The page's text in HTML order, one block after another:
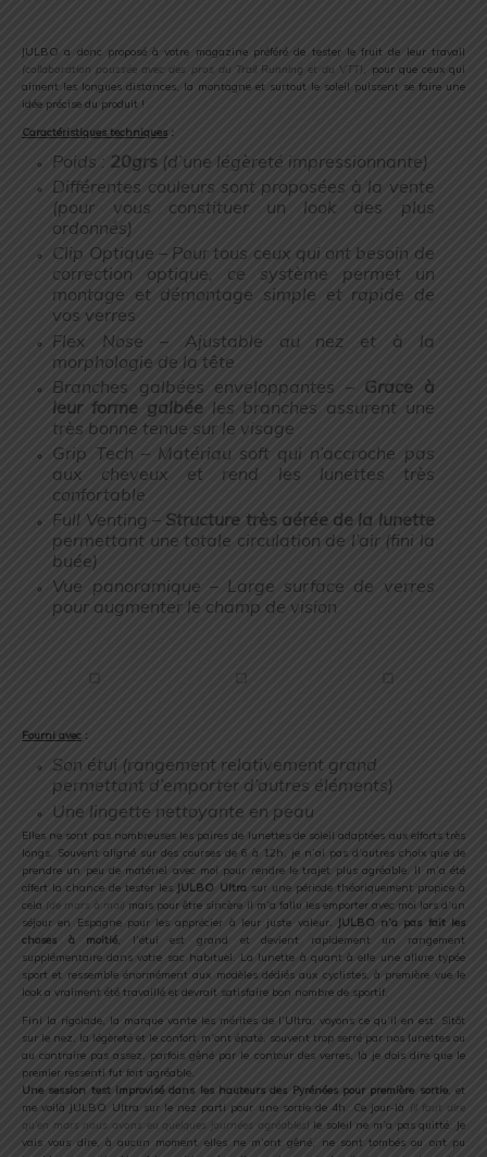
JULBO a donc proposé à votre magazine préféré de tester le fruit de leur travail
(collaboration poussée avec des pros du Trail Running et du VTT), pour que ceux qui
aiment les longues distances, la montagne et surtout le soleil puissent se faire une
idée précise du produit !
Caractéristiques techniques :
Poids : 20grs (d’une légèreté impressionnante)
Différentes couleurs sont proposées à la vente
(pour vous constituer un look des plus
ordonnés)
Clip Optique – Pour tous ceux qui ont besoin de
correction optique, ce système permet un
montage et démontage simple et rapide de
vos verres
Flex Nose – Ajustable au nez et à la
morphologie de la tête
Branches galbées enveloppantes – Grace à
leur forme galbée les branches assurent une
très bonne tenue sur le visage
Grip Tech – Matériau soft qui n’accroche pas
aux cheveux et rend les lunettes très
confortable
Full Venting – Structure très aérée de la lunette
permettant une totale circulation de l’air (fini la
buée)
Vue panoramique – Large surface de verres
pour augmenter le champ de vision
Fourni avec :
Son étui (rangement relativement grand
permettant d’emporter d’autres éléments)
Une lingette nettoyante en peau
Elles ne sont pas nombreuses les paires de lunettes de soleil adaptées aux efforts très
longs. Souvent aligné sur des courses de 6 à 12h, je n’ai pas d’autres choix que de
prendre un peu de matériel avec moi pour rendre le trajet plus agréable. Il m’a été
offert la chance de tester les JULBO Ultra sur une période théoriquement propice à
cela (de mars à mai) mais pour être sincère il m’a fallu les emporter avec moi lors d’un
séjour en Espagne pour les apprécier à leur juste valeur. JULBO n’a pas fait les
choses à moitié, l’étui est grand et devient rapidement un rangement
supplémentaire dans votre sac habituel. La lunette à quant à elle une allure typée
sport et ressemble énormément aux modèles dédiés aux cyclistes, à première vue le
look a vraiment été travaillé et devrait satisfaire bon nombre de sportif.
Fini la rigolade, la marque vante les mérites de l’Ultra, voyons ce qu’il en est. Sitôt
sur le nez, la légèreté et le confort m’ont épaté, souvent trop serré par nos lunettes ou
au contraire pas assez, parfois gêné par le contour des verres, là je dois dire que le
premier ressenti fut fort agréable.
Une session test improvisé dans les hauteurs des Pyrénées pour première sortie, et
me voilà JULBO Ultra sur le nez parti pour une sortie de 4h. Ce jour-là (il faut dire
qu’en mars nous avons eu quelques journées agréables) le soleil ne m’a pas quitté. Je
vais vous dire, à aucun moment elles ne m’ont gêné, ne sont tombés ou ont pu